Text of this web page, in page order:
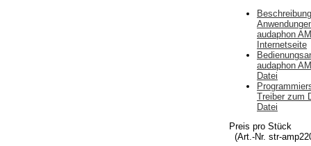
audaphon
Internetseite
audaphon
Datei
Treiber zum
Datei
Preis pro Stück
(Art.-Nr. str-